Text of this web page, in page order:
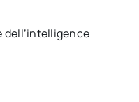
dell’intelligence